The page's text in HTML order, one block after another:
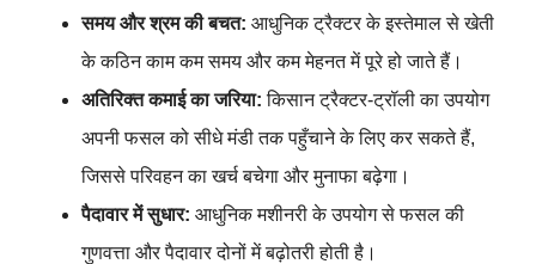
समय और श्रम की बचत: आधुनिक ट्रैक्टर के इस्तेमाल से खेती
के कठिन काम कम समय और कम मेहनत में पूरे हो जाते हैं।
अतिरिक्त कमाई का जरिया: किसान ट्रैक्टर-ट्रॉली का उपयोग
अपनी फसल को सीधे मंडी तक पहुँचाने के लिए कर सकते हैं,
जिससे परिवहन का खर्च बचेगा और मुनाफा बढ़ेगा।
पैदावार में सुधार: आधुनिक मशीनरी के उपयोग से फसल की
गुणवत्ता और पैदावार दोनों में बढ़ोतरी होती है।